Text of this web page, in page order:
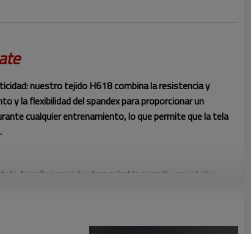
nuestro tejido H618 combina la resistencia y
y la flexibilidad del spandex para proporcionar un
cualquier entrenamiento, lo que permite que la tela
de nailon spandex transpirable permite que el aire